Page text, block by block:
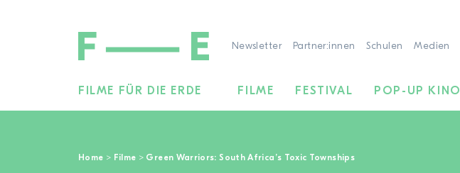
Newsletter Partner:innen Schulen Medien
FILME FÜR DIE ERDE FILME FESTIVAL POP-UP KINO
Home > Filme > Green Warriors: South Africa’s Toxic Townships